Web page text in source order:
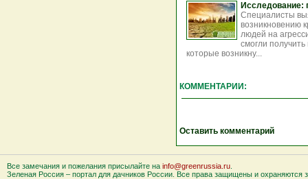
Исследование:
Специалисты
возникновению
людей на
смогли
которые возникну...
КОММЕНТАРИИ:
Оставить комментарий
Все замечания и пожелания присылайте на info@greenrussia.ru
Зеленая Россия – портал для дачников России. Все права защищены и охраняются